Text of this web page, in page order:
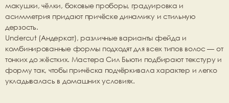
макушки, чёлки, боковые проборы, градуировка и
асимметрия придают причёске динамику и стильную
дерзость.
Undercut (Андеркат), различные варианты фейда и
комбинированные формы подходят для всех типов волос — от
тонких до жёстких. Мастера Сил Бьюти подбирают текстуру и
форму так, чтобы причёска подчёркивала характер и легко
укладывалась в домашних условиях.